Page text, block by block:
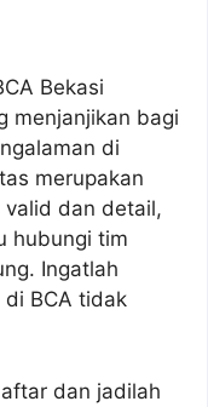
Bekasi
menjanjikan bagi
di
merupakan
valid dan detail,
hubungi tim
Ingatlah
BCA tidak
dan jadilah